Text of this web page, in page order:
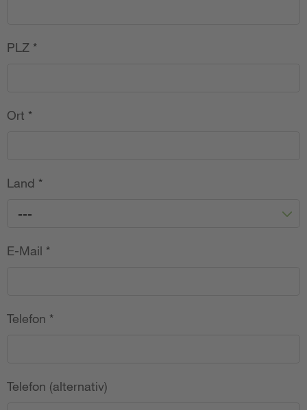
PLZ *
Ort *
Land *
---
E-Mail *
Telefon *
Telefon (alternativ)